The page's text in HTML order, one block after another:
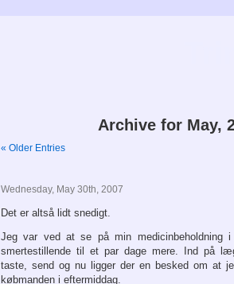
Archive for May,
« Older Entries
Wednesday, May 30th, 2007
Det er altså lidt snedigt.
Jeg var ved at se på min medicinbeholdning
smertestillende til et par dage mere. Ind på
taste, send og nu ligger der en besked om at
købmanden i eftermiddag.